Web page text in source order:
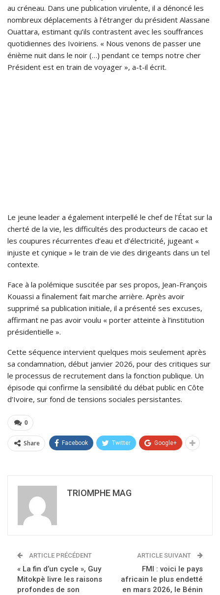
au créneau. Dans une publication virulente, il a dénoncé les
nombreux déplacements à l’étranger du président Alassane
Ouattara, estimant qu’ils contrastent avec les souffrances
quotidiennes des Ivoiriens. « Nous venons de passer une
énième nuit dans le noir (…) pendant ce temps notre cher
Président est en train de voyager », a-t-il écrit.
Le jeune leader a également interpellé le chef de l’État sur la
cherté de la vie, les difficultés des producteurs de cacao et
les coupures récurrentes d’eau et d’électricité, jugeant «
injuste et cynique » le train de vie des dirigeants dans un tel
contexte.
Face à la polémique suscitée par ses propos, Jean-François
Kouassi a finalement fait marche arrière. Après avoir
supprimé sa publication initiale, il a présenté ses excuses,
affirmant ne pas avoir voulu « porter atteinte à l’institution
présidentielle ».
Cette séquence intervient quelques mois seulement après
sa condamnation, début janvier 2026, pour des critiques sur
le processus de recrutement dans la fonction publique. Un
épisode qui confirme la sensibilité du débat public en Côte
d’Ivoire, sur fond de tensions sociales persistantes.
0
Share Facebook Twitter Google+
TRIOMPHE MAG
ARTICLE PRÉCÉDENT
« La fin d’un cycle », Guy
Mitokpè livre les raisons
profondes de son
ARTICLE SUIVANT
FMI : voici le pays
africain le plus endetté
en mars 2026, le Bénin